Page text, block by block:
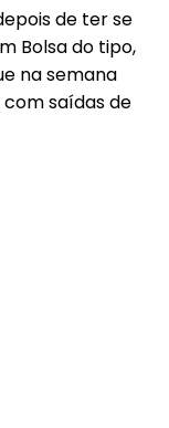
de ter se
Bolsa do tipo,
na semana
saídas de